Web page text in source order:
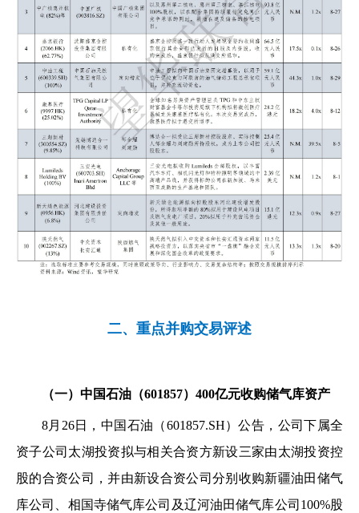
二、重点并购交易评述
（一）中国石油（601857）400亿元收购储气库资产
8月26日，中国石油（601857.SH）公告，公司下属全
资子公司太湖投资拟与相关合资方新设三家由太湖投资控
股的合资公司，并由新设合资公司分别收购新疆油田储气
库公司、相国寺储气库公司及辽河油田储气库公司100%股